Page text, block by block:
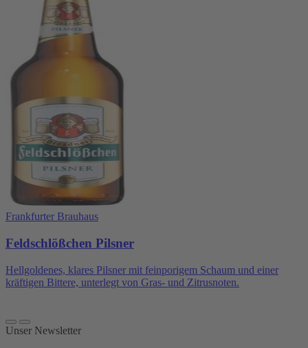
Frankfurter Brauhaus
Feldschlößchen Pilsner
Hellgoldenes, klares Pilsner mit feinporigem Schaum und einer
kräftigen Bittere, unterlegt von Gras- und Zitrusnoten.
Unser Newsletter